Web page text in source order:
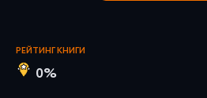
РЕЙТИНГ КНИГИ
0%